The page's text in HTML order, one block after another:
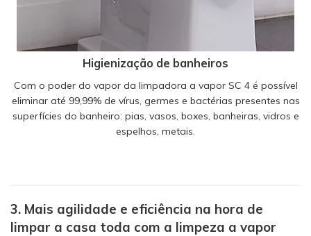
Higienização de banheiros
Com o poder do vapor da limpadora a vapor SC 4 é possível
eliminar até 99,99% de vírus, germes e bactérias presentes nas
superfícies do banheiro: pias, vasos, boxes, banheiras, vidros e
espelhos, metais.
3. Mais agilidade e eficiência na hora de
limpar a casa toda com a limpeza a vapor